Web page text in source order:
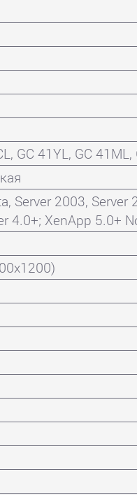
GC 41YL, GC
Server 2003, Server
4.0+; XenApp 5.0+